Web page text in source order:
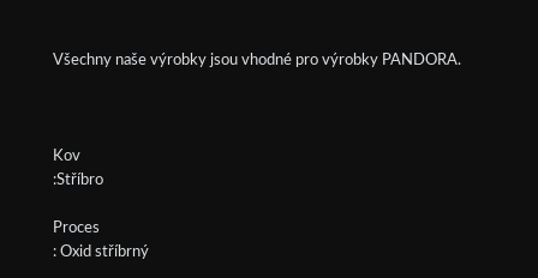
Všechny naše výrobky jsou vhodné pro výrobky PANDORA.
Kov
:Stříbro
Proces
: Oxid stříbrný